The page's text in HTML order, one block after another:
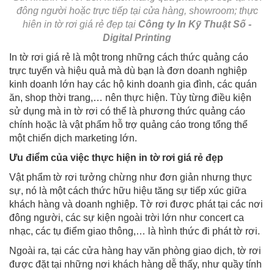
đông người hoặc trực tiếp tại cửa hàng, showroom; thực
hiên in tờ rơi giá rẻ đẹp tại Công ty In Kỹ Thuật Số -
Digital Printing
In tờ rơi giá rẻ là một trong những cách thức quảng cáo
trực tuyến và hiệu quả mà dù bạn là đơn doanh nghiệp
kinh doanh lớn hay các hộ kinh doanh gia đình, các quán
ăn, shop thời trang,… nên thực hiện. Tùy từng điều kiện
sử dụng mà in tờ rơi có thể là phương thức quảng cáo
chính hoặc là vật phẩm hỗ trợ quảng cáo trong tổng thể
một chiến dịch marketing lớn.
Ưu điểm của việc thực hiện in tờ rơi giá rẻ đẹp
Vật phẩm tờ rơi tưởng chừng như đơn giản nhưng thực
sự, nó là một cách thức hữu hiệu tăng sự tiếp xúc giữa
khách hàng và doanh nghiệp. Tờ rơi được phát tại các nơi
đông người, các sự kiện ngoài trời lớn như concert ca
nhạc, các tụ điểm giao thông,… là hình thức đi phát tờ rơi.
Ngoài ra, tại các cửa hàng hay văn phòng giao dịch, tờ rơi
được đặt tại những nơi khách hàng dễ thấy, như quầy tính